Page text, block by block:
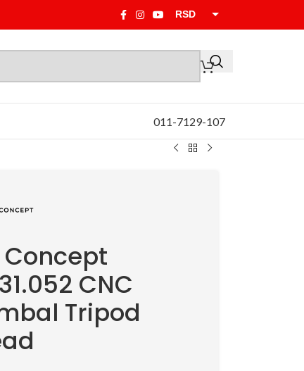
RSD
011-7129-107
Concept
CNC
Tripod